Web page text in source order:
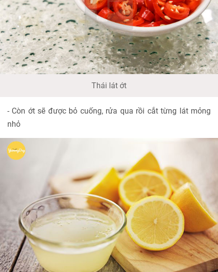
Thái lát ớt
- Còn ớt sẽ được bỏ cuống, rửa qua rồi cắt từng lát mỏng
nhỏ